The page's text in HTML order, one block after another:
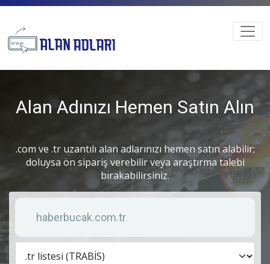
Alan Adınızı Hemen Satın Alın
.com ve .tr uzantılı alan adlarınızı hemen satın alabilir;
doluysa ön sipariş verebilir veya araştırma talebi
bırakabilirsiniz.
Anahtar kelime